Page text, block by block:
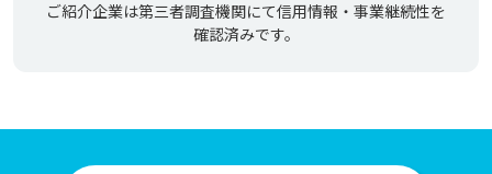
ご紹介企業は第三者調査機関にて信用情報・事業継続性を
確認済みです。